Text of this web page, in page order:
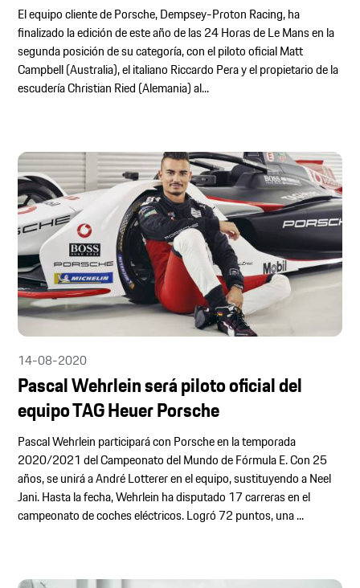
El equipo cliente de Porsche, Dempsey-Proton Racing, ha
finalizado la edición de este año de las 24 Horas de Le Mans en la
segunda posición de su categoría, con el piloto oficial Matt
Campbell (Australia), el italiano Riccardo Pera y el propietario de la
escudería Christian Ried (Alemania) al...
14-08-2020
Pascal Wehrlein será piloto oficial del
equipo TAG Heuer Porsche
Pascal Wehrlein participará con Porsche en la temporada
2020/2021 del Campeonato del Mundo de Fórmula E. Con 25
años, se unirá a André Lotterer en el equipo, sustituyendo a Neel
Jani. Hasta la fecha, Wehrlein ha disputado 17 carreras en el
campeonato de coches eléctricos. Logró 72 puntos, una ...